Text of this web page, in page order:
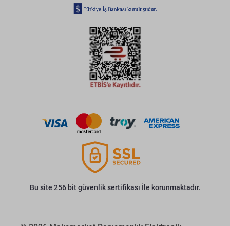
Bu site 256 bit güvenlik sertifikası İle korunmaktadır.